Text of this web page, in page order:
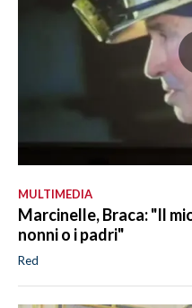
MULTIMEDIA
Marcinelle, Braca: "Il
nonni o i padri"
Red